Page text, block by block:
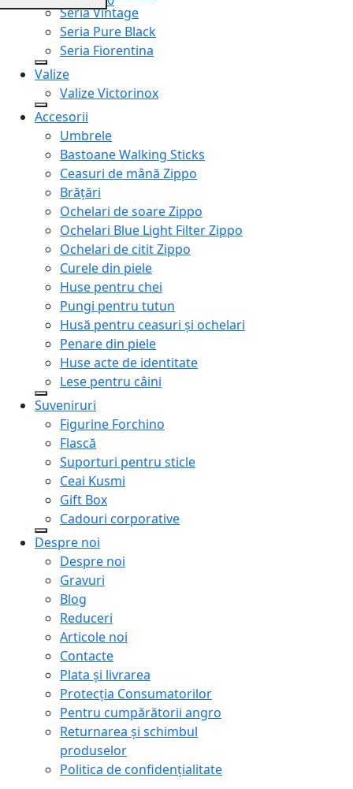
Seria Vintage
Seria Pure Black
Seria Fiorentina
Valize
Valize Victorinox
Accesorii
Umbrele
Bastoane Walking Sticks
Ceasuri de mână Zippo
Brățări
Ochelari de soare Zippo
Ochelari Blue Light Filter Zippo
Ochelari de citit Zippo
Curele din piele
Huse pentru chei
Pungi pentru tutun
Husă pentru ceasuri și ochelari
Penare din piele
Huse acte de identitate
Lese pentru câini
Suveniruri
Figurine Forchino
Flască
Suporturi pentru sticle
Ceai Kusmi
Gift Box
Cadouri corporative
Despre noi
Despre noi
Gravuri
Blog
Reduceri
Articole noi
Contacte
Plata și livrarea
Protecţia Consumatorilor
Pentru cumpărătorii angro
Returnarea și schimbul
produselor
Politica de confidențialitate